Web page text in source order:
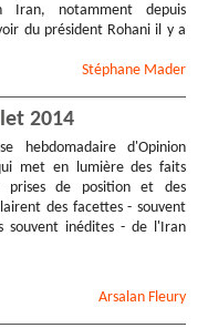
Iran, notamment depuis
du président Rohani il y a
Stéphane Mader
2014
hebdomadaire d'Opinion
met en lumière des faits
prises de position et des
des facettes - souvent
souvent inédites - de l'Iran
Arsalan Fleury